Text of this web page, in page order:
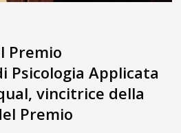
Premio
Psicologia Applicata
vincitrice della
Premio